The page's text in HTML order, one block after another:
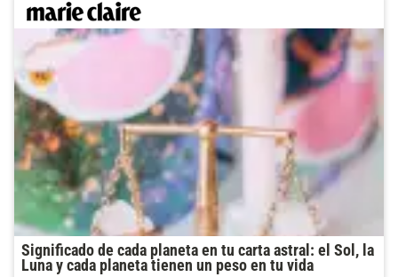
Significado de cada planeta en tu carta astral: el Sol, la
Luna y cada planeta tienen un peso en tu vida